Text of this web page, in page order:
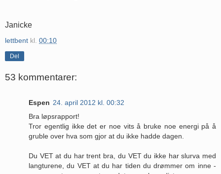
Janicke
lettbent kl. 00:10
Del
53 kommentarer:
Espen 24. april 2012 kl. 00:32
Bra løpsrapport!
Tror egentlig ikke det er noe vits å bruke noe energi på å
gruble over hva som gjor at du ikke hadde dagen.
Du VET at du har trent bra, du VET du ikke har slurva med
langturene, du VET at du har tiden du drømmer om inne -